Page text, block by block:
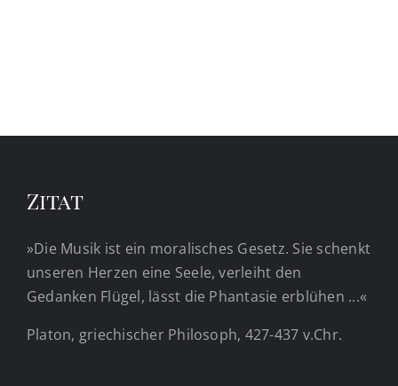
Zitat
»Die Musik ist ein moralisches Gesetz. Sie schenkt
unseren Herzen eine Seele, verleiht den
Gedanken Flügel, lässt die Phantasie erblühen ...«
Platon, griechischer Philosoph, 427-437 v.Chr.